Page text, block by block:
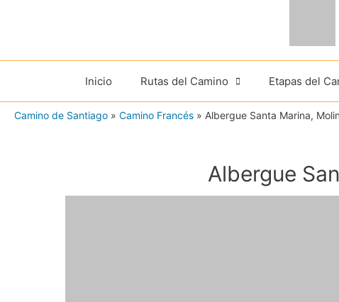
contenido
Inicio Rutas del Camino Etapas del
Camino de Santiago » Camino Francés » Albergue Santa Marina,
Albergue